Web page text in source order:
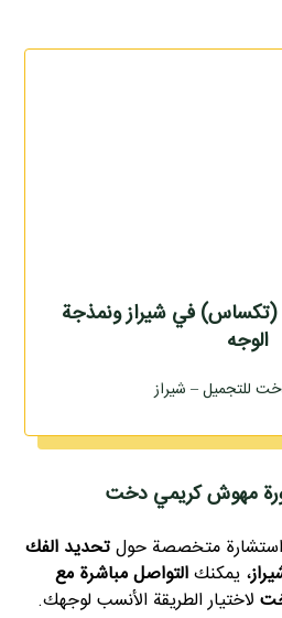
(تكساس) في شيراز ونمذجة
الوجه
للتجميل – شيراز
مهوش كريمي دخت
متخصصة حولتحديد الفك
، يمكنكالتواصل مباشرة مع
لاختيار الطريقة الأنسب لوجهك.